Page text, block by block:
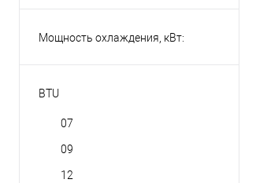
Мощность охлаждения, кВт:
BTU
07
09
12